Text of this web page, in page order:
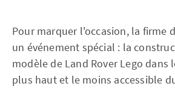
Pour marquer l'occasion, la firme
un événement spécial : la
modèle de Land Rover Lego dans
plus haut et le moins accessible